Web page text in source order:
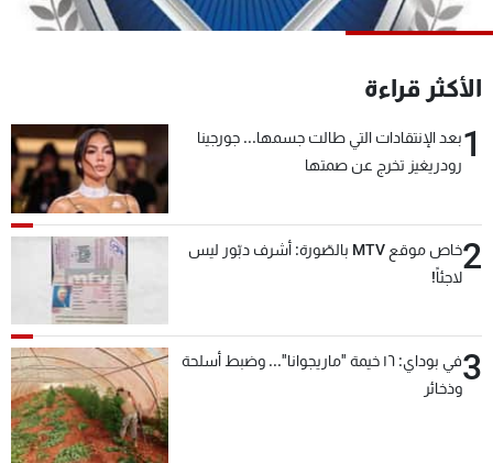
الأكثر قراءة
1بعد الإنتقادات التي طالت جسمها... جورجينا
رودريغيز تخرج عن صمتها
2
خاص موقع MTV بالصّورة: أشرف دبّور ليس
لاجئاً!
3
في بوداي: ١٦ خيمة "ماريجوانا"... وضبط أسلحة
وذخائر
البرامج
جدول البرامج
شاهد البرامج
الترددات
عن MTV
شروط الإسـتخدام
سياسة الخصوصية